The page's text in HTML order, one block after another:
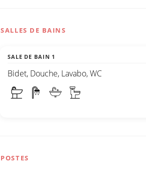
SALLES DE BAINS
SALE DE BAIN 1
Bidet, Douche, Lavabo, WC
POSTES